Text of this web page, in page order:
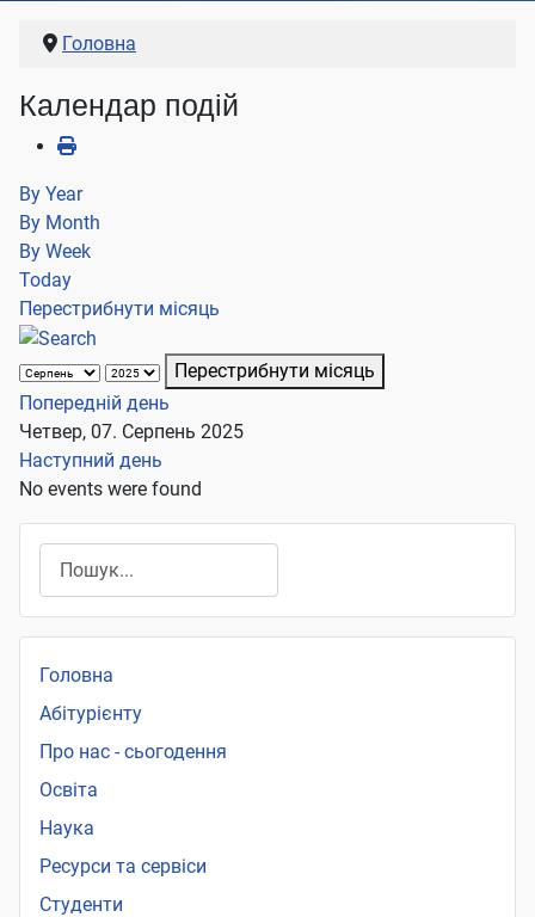
Головна
Календар подій
By Year
By Month
By Week
Today
Перестрибнути місяць
Перестрибнути місяць
Попередній день
Четвер, 07. Серпень 2025
Наступний день
No events were found
Головна
Абітурієнту
Про нас - сьогодення
Освіта
Наука
Ресурси та сервіси
Студенти